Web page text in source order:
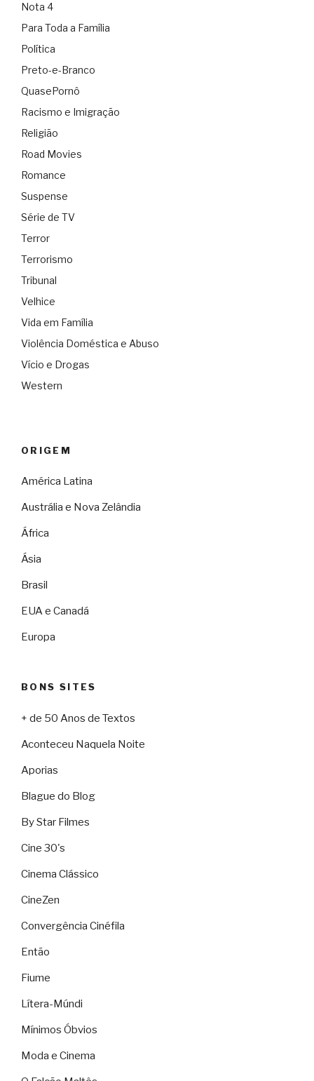
Nota 4
Para Toda a Família
Política
Preto-e-Branco
QuasePornô
Racismo e Imigração
Religião
Road Movies
Romance
Suspense
Série de TV
Terror
Terrorismo
Tribunal
Velhice
Vida em Família
Violência Doméstica e Abuso
Vício e Drogas
Western
ORIGEM
América Latina
Austrália e Nova Zelândia
África
Ásia
Brasil
EUA e Canadá
Europa
BONS SITES
+ de 50 Anos de Textos
Aconteceu Naquela Noite
Aporias
Blague do Blog
By Star Filmes
Cine 30's
Cinema Clássico
CineZen
Convergência Cinéfila
Então
Fiume
Lítera-Múndi
Mínimos Óbvios
Moda e Cinema